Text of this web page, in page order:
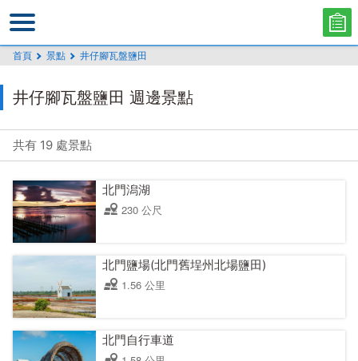
到
主
要
內
首頁 景點 井仔腳瓦盤鹽田
井仔腳瓦盤鹽田 週邊景點
共有 19 處景點
北門潟湖
230 公尺
北門鹽場(北門舊埕州北場鹽田)
1.56 公里
北門自行車道